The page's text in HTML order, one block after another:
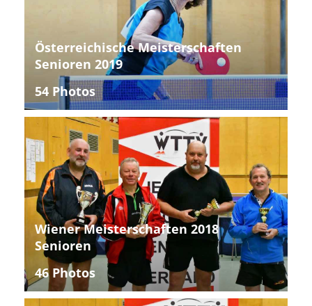
Österreichische Meisterschaften
Senioren 2019
54 Photos
Wiener Meisterschaften 2018
Senioren
46 Photos